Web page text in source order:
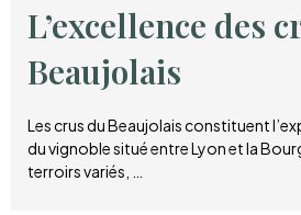
L’excellence des
Beaujolais
Les crus du Beaujolais constituent
du vignoble situé entre Lyon et la
terroirs variés, …